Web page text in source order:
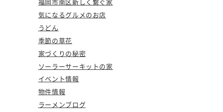
気になるグルメのお店
うどん
季節の草花
家づくりの秘密
ソーラーサーキットの家
イベント情報
物件情報
ラーメンブログ